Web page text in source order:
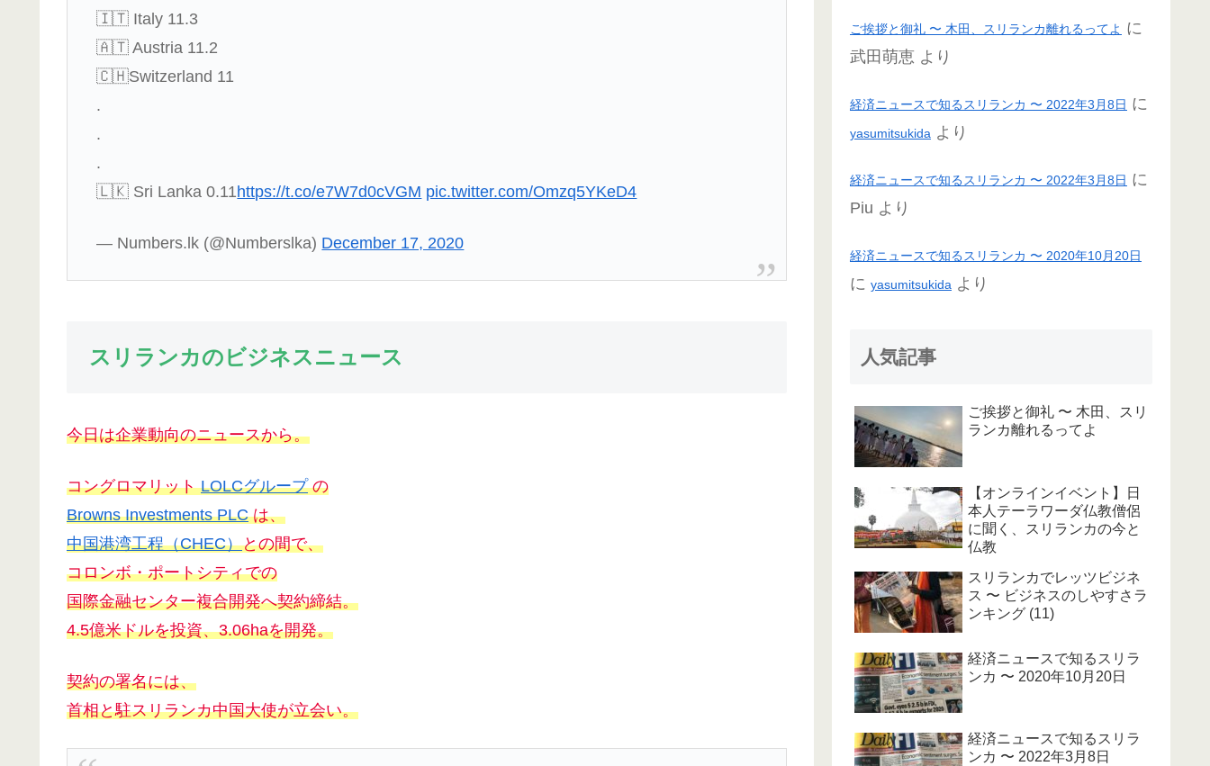
🇮🇹 Italy 11.3
🇦🇹 Austria 11.2
🇨🇭Switzerland 11
.
.
.
🇱🇰 Sri Lanka 0.11https://t.co/e7W7d0cVGM pic.twitter.com/Omzq5YKeD4
— Numbers.lk (@Numberslka) December 17, 2020
スリランカのビジネスニュース
今日は企業動向のニュースから。
コングロマリットLOLCグループの
Browns Investments PLCは、
中国港湾工程（CHEC）との間で、
コロンボ・ポートシティでの
国際金融センター複合開発へ契約締結。
4.5億米ドルを投資、3.06haを開発。
契約の署名には、
首相と駐スリランカ中国大使が立会い。
ご挨拶と御礼 〜 木田、スリランカ離れるってよ に
武田萌恵 より
経済ニュースで知るスリランカ 〜 2022年3月8日 に
yasumitsukida より
経済ニュースで知るスリランカ 〜 2022年3月8日 に
Piu より
経済ニュースで知るスリランカ 〜 2020年10月20日
に yasumitsukida より
人気記事
ご挨拶と御礼 〜 木田、スリ
ランカ離れるってよ
【オンラインイベント】日
本人テーラワーダ仏教僧侶
に聞く、スリランカの今と
仏教
スリランカでレッツビジネ
ス 〜 ビジネスのしやすさラ
ンキング (11)
経済ニュースで知るスリラ
ンカ 〜 2020年10月20日
経済ニュースで知るスリラ
ンカ 〜 2022年3月8日